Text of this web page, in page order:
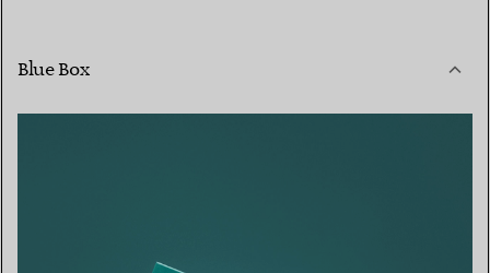
Blue Box